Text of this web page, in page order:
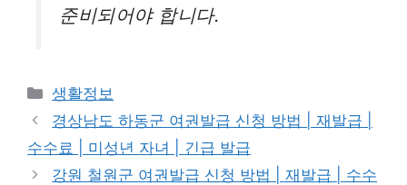
준비되어야 합니다.
카
테
고
리
생활정보
경상남도 하동군 여권발급 신청 방법 | 재발급 |
수수료 | 미성년 자녀 | 긴급 발급
강원 철원군 여권발급 신청 방법 | 재발급 | 수수